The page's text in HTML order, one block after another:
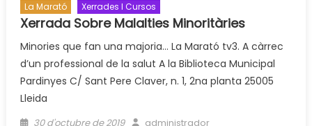
La Marató Xerrades I Cursos
Xerrada Sobre Malalties Minoritàries
Minories que fan una majoria… La Marató tv3. A càrrec
d’un professional de la salut A la Biblioteca Municipal
Pardinyes C/ Sant Pere Claver, n. 1, 2na planta 25005
Lleida
Posted
30 d'octubre de 2019 Author
administrador